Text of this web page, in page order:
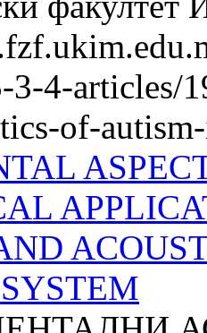
3-4-articles/
of-